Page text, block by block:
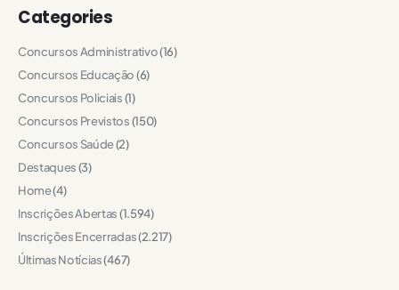
Categories
Concursos Administrativo(16)
Concursos Educação(6)
Concursos Policiais(1)
Concursos Previstos(150)
Concursos Saúde(2)
Destaques(3)
Home(4)
Inscrições Abertas(1.594)
Inscrições Encerradas(2.217)
Últimas Notícias(467)